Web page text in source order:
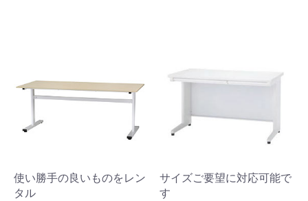
使い勝手の良いものをレン
タル
サイズご要望に対応可能で
す